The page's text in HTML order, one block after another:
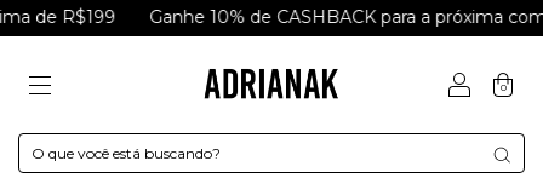
10% de CASHBACK para a próxima compra Parcele
0